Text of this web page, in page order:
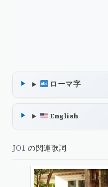
ローマ字
English
JO1 の関連歌詞